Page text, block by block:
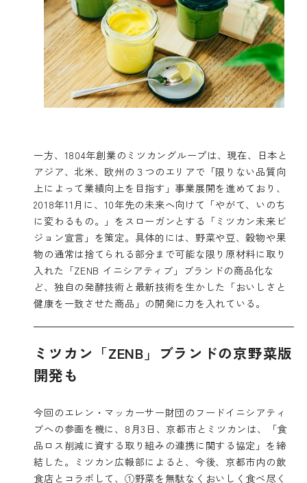
一方、1804年創業のミツカングループは、現在、日本と
アジア、北米、欧州の３つのエリアで「限りない品質向
上によって業績向上を目指す」事業展開を進めており、
2018年11月に、10年先の未来へ向けて「やがて、いのち
に変わるもの。」をスローガンとする「ミツカン未来ビ
ジョン宣言」を策定。具体的には、野菜や豆、穀物や果
物の通常は捨てられる部分まで可能な限り原材料に取り
入れた「ZENB イニシアティブ」ブランドの商品化な
ど、独自の発酵技術と最新技術を生かした「おいしさと
健康を一致させた商品」の開発に力を入れている。
ミツカン「ZENB」ブランドの京野菜版
開発も
今回のエレン・マッカーサー財団のフードイニシアティ
ブへの参画を機に、8月3日、京都市とミツカンは、「食
品ロス削減に資する取り組みの連携に関する協定」を締
結した。ミツカン広報部によると、今後、京都市内の飲
食店とコラボして、①野菜を無駄なくおいしく食べ尽く